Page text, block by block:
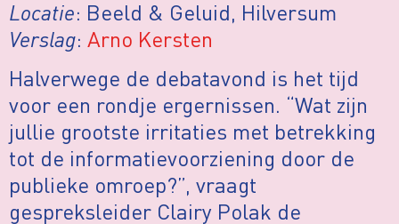
Locatie: Beeld & Geluid, Hilversum
Verslag: Arno Kersten
Halverwege de debatavond is het tijd
voor een rondje ergernissen. “Wat zijn
jullie grootste irritaties met betrekking
tot de informatievoorziening door de
publieke omroep?”, vraagt
gespreksleider Clairy Polak de